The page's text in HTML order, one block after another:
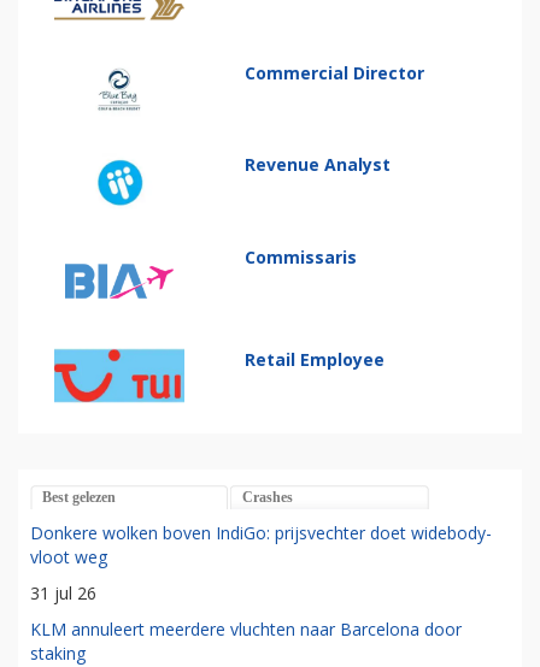
Commercial Director
Revenue Analyst
Commissaris
Retail Employee
Best gelezen Crashes
Donkere wolken boven IndiGo: prijsvechter doet widebody-
vloot weg
31 jul 26
KLM annuleert meerdere vluchten naar Barcelona door
staking